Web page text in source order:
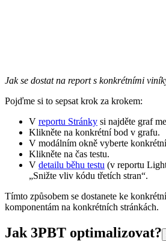
Jak se dostat na report s konkrétními
Pojďme si to sepsat krok za krokem:
V reportu Stránky si najděte graf
Klikněte na konkrétní bod v grafu.
V modálním okně vyberte
Klikněte na čas testu.
V detailu běhu testu (v reportu
„Snižte vliv kódu třetích stran“.
Tímto způsobem se dostanete ke
komponentám na konkrétních stránkách.
Jak 3PBT optimalizovat?